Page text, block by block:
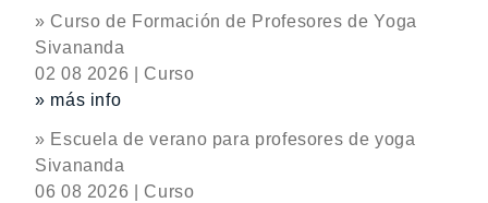
» Curso de Formación de Profesores de Yoga
Sivananda
02 08 2026 | Curso
» más info
» Escuela de verano para profesores de yoga
Sivananda
06 08 2026 | Curso